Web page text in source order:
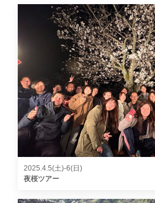
2025.4.5(土)-6(日)
夜桜ツアー